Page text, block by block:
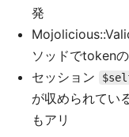
発
ソッドでtoken
セッション
が収められてい
もアリ